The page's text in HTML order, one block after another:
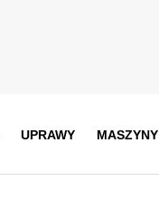
UPRAWY MASZYNY